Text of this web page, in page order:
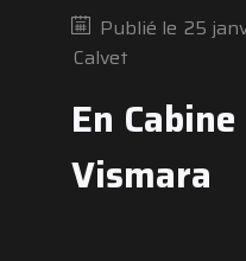
Publié le 25
Calvet
En
Vismara